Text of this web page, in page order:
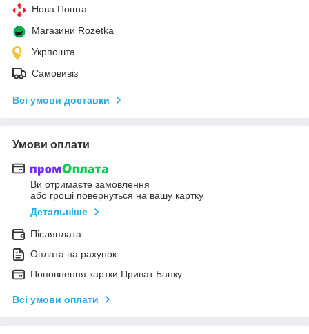
Нова Пошта
Магазини Rozetka
Укрпошта
Самовивіз
Всі умови доставки
Умови оплати
Ви отримаєте замовлення
або гроші повернуться на вашу картку
Детальніше
Післяплата
Оплата на рахунок
Поповнення картки Приват Банку
Всі умови оплати